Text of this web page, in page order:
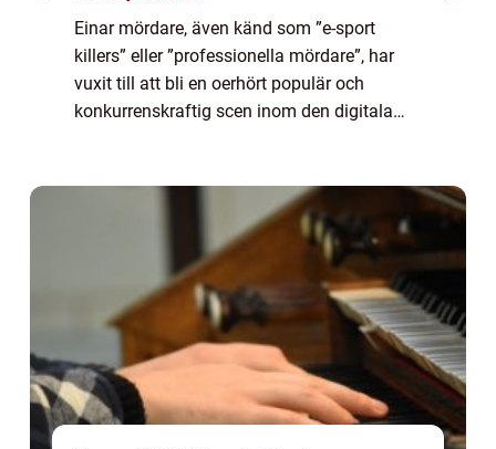
Einar mördare, även känd som ”e-sport
killers” eller ”professionella mördare”, har
vuxit till att bli en oerhört populär och
konkurrenskraftig scen inom den digitala